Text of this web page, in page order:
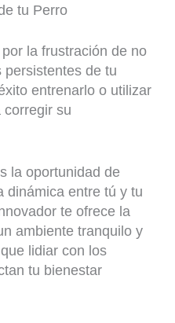
tu Perro
la frustración de no
persistentes de tu
entrenarlo o utilizar
corregir su
la oportunidad de
dinámica entre tú y tu
te ofrece la
ambiente tranquilo y
lidiar con los
tu bienestar